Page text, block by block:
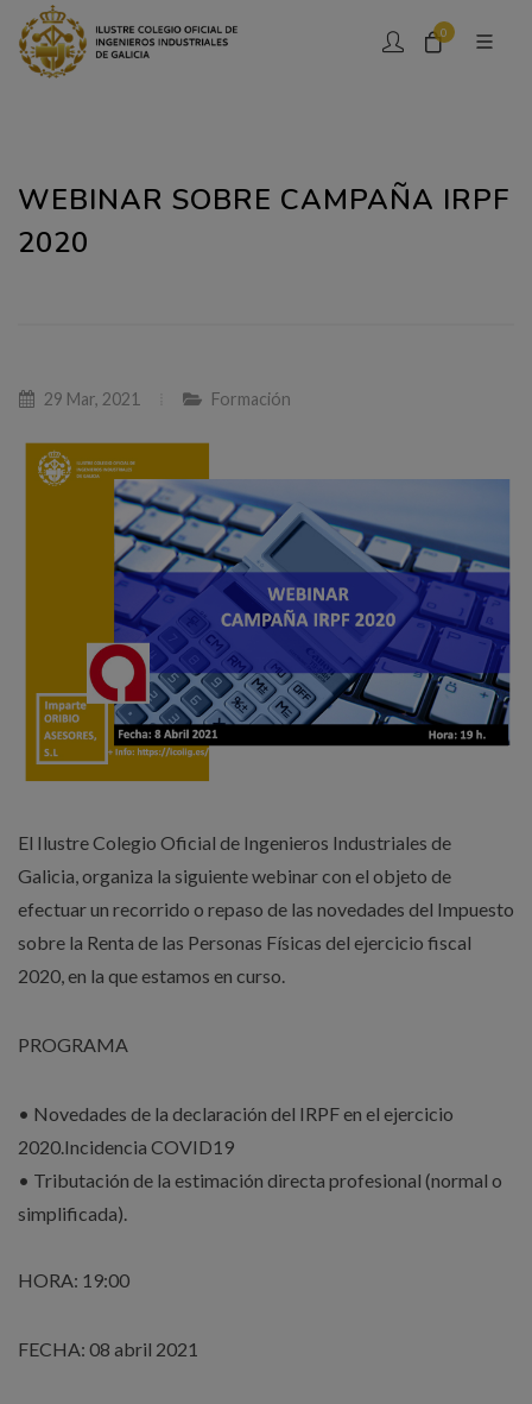
0
WEBINAR SOBRE CAMPAÑA IRPF
2020
29 Mar, 2021 Formación
El Ilustre Colegio Oficial de Ingenieros Industriales de
Galicia, organiza la siguiente webinar con el objeto de
efectuar un recorrido o repaso de las novedades del Impuesto
sobre la Renta de las Personas Físicas del ejercicio fiscal
2020, en la que estamos en curso.
PROGRAMA
• Novedades de la declaración del IRPF en el ejercicio
2020.Incidencia COVID19
• Tributación de la estimación directa profesional (normal o
simplificada).
HORA: 19:00
FECHA: 08 abril 2021